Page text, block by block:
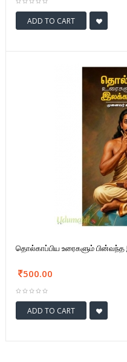
ADD TO CART
தொல்காப்பிய உரைகளும்
500.00
ADD TO CART